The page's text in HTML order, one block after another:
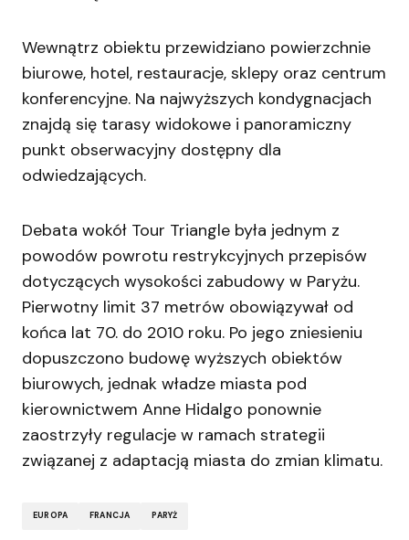
Wewnątrz obiektu przewidziano powierzchnie
biurowe, hotel, restauracje, sklepy oraz centrum
konferencyjne. Na najwyższych kondygnacjach
znajdą się tarasy widokowe i panoramiczny
punkt obserwacyjny dostępny dla
odwiedzających.
Debata wokół Tour Triangle była jednym z
powodów powrotu restrykcyjnych przepisów
dotyczących wysokości zabudowy w Paryżu.
Pierwotny limit 37 metrów obowiązywał od
końca lat 70. do 2010 roku. Po jego zniesieniu
dopuszczono budowę wyższych obiektów
biurowych, jednak władze miasta pod
kierownictwem Anne Hidalgo ponownie
zaostrzyły regulacje w ramach strategii
związanej z adaptacją miasta do zmian klimatu.
EUROPA FRANCJA PARYŻ